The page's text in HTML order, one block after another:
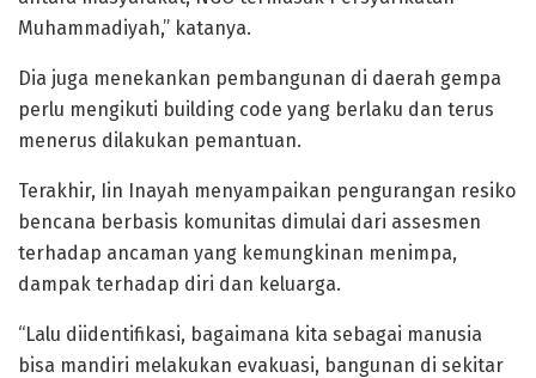
Muhammadiyah,” katanya.
Dia juga menekankan pembangunan di daerah gempa
perlu mengikuti building code yang berlaku dan terus
menerus dilakukan pemantuan.
Terakhir, Iin Inayah menyampaikan pengurangan resiko
bencana berbasis komunitas dimulai dari assesmen
terhadap ancaman yang kemungkinan menimpa,
dampak terhadap diri dan keluarga.
“Lalu diidentifikasi, bagaimana kita sebagai manusia
bisa mandiri melakukan evakuasi, bangunan di sekitar